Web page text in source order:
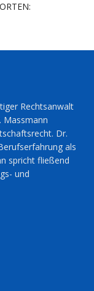
Rechtsanwalt
Massmann
Dr.
als
spricht fließend
und